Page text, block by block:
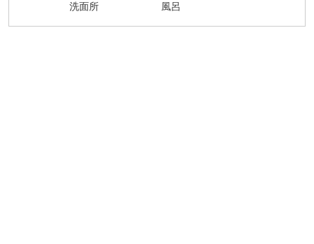
洗面所 風呂